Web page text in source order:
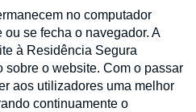
no computador
se fecha o navegador. A
à Residência Segura
sobre o website. Com o passar
aos utilizadores uma melhor
continuamente o